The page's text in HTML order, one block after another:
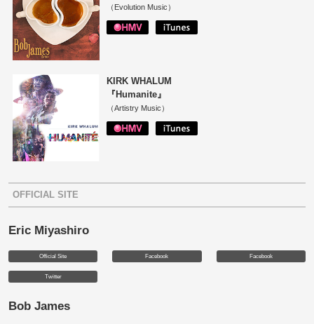
（Evolution Music）
KIRK WHALUM
『Humanite』
（Artistry Music）
OFFICIAL SITE
Eric Miyashiro
Official Site Facebook Facebook
Twitter
Bob James